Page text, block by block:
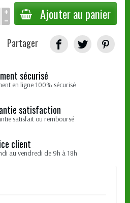
Ajouter au panier
Partager
sécurisé
en ligne 100% sécurisé
satisfaction
satisfait ou remboursé
client
au vendredi de 9h à 18h